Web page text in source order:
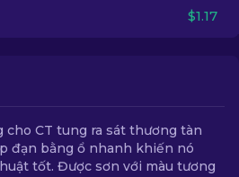
$1.17
cho CT tung ra sát thương tàn
đạn bằng ổ nhanh khiến nó
tốt. Được sơn với màu tương